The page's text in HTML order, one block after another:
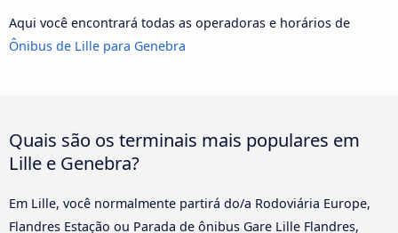
Aqui você encontrará todas as operadoras e horários de
Ônibus de Lille para Genebra
Quais são os terminais mais populares em
Lille e Genebra?
Em Lille, você normalmente partirá do/a Rodoviária Europe,
Flandres Estação ou Parada de ônibus Gare Lille Flandres,